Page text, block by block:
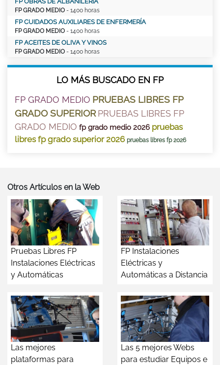
FP GRADO MEDIO - 1400 horas
FP CUIDADOS AUXILIARES DE ENFERMERÍA
FP GRADO MEDIO - 1400 horas
FP ACEITES DE OLIVA Y VINOS
FP GRADO MEDIO - 1400 horas
LO MÁS BUSCADO EN FP
FP GRADO MEDIO PRUEBAS LIBRES FP
GRADO SUPERIOR PRUEBAS LIBRES FP
GRADO MEDIO fp grado medio 2026 pruebas
libres fp grado superior 2026 pruebas libres fp 2026
Otros Artículos en la Web
Pruebas Libres FP
Instalaciones Eléctricas
y Automáticas
FP Instalaciones
Eléctricas y
Automáticas a Distancia
Las mejores
plataformas para
Las 5 mejores Webs
para estudiar Equipos e